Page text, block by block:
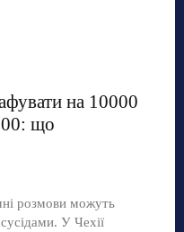
на 10000
що
розмови можуть
У Чехії